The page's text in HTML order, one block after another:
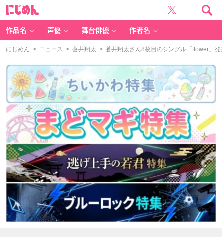
作品名 声優 舞台俳優 作者名
にじめん > ニュース > 蒼井翔太 > 蒼井翔太さん8枚目のシングル「flower」